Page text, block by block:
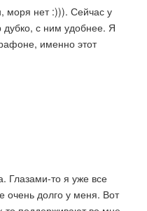
моря нет :))). Сейчас у
дубко, с ним удобнее. Я
именно этот
Глазами-то я уже все
очень долго у меня. Вот